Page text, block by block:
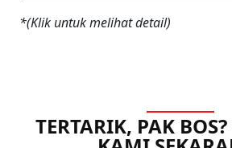
*(Klik untuk melihat detail)
TERTARIK, PAK